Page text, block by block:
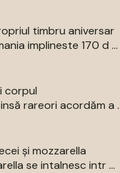
timbru aniversar
implineste 170 d ...
corpul
rareori acordăm a
și mozzarella
se intalnesc intr ...